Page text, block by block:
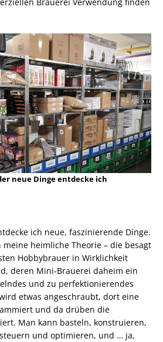
neue Dinge entdecke ich
ich neue, faszinierende Dinge.
meine heimliche Theorie – die besagt
Hobbybrauer in Wirklichkeit
deren Mini-Brauerei daheim ein
und zu perfektionierendes
etwas angeschraubt, dort eine
und da drüben die
Man kann basteln, konstruieren,
und optimieren, und … ja,